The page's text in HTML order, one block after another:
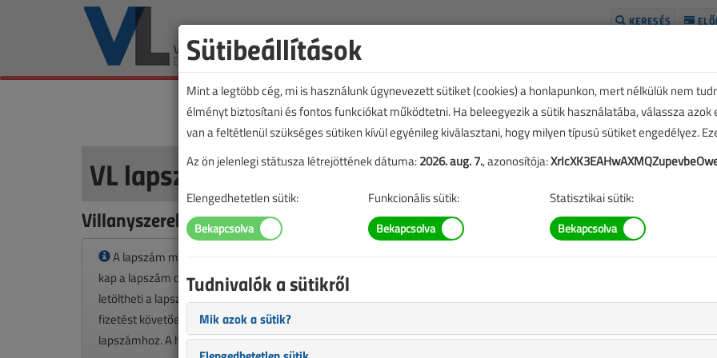
KERESÉS
VL lapszámvásárlás
Villanyszerelők Lapja 2018. márciusi lapszám
A lapszám megvásárlásával korlátlan hozzáférést
kap a lapszám cikkeihez és pdf formátumban
letöltheti a lapszámot. A sikeres online elektronikus
fizetést követően azonnal aktiválódik a hozzáférés a
lapszámhoz. A hozzáférése nem évül el.
Sütibeállítások
Mint a legtöbb cég, mi is használunk úgynevezett sütiket (cookies) a honlapunkon, mert nélkülük nem
élményt biztosítani és fontos funkciókat működtetni. Ha beleegyezik a sütik használatába, válassza azok
van a feltétlenül szükséges sütiken kívül egyénileg kiválasztani, hogy milyen típusú sütiket engedélyez.
Az ön jelenlegi státusza létrejöttének dátuma:2026. aug. 7., azonosítója:
Elengedhetetlen sütik: Funkcionális sütik: Statisztikai sütik:
Tudnivalók a sütikről
Mik azok a sütik?